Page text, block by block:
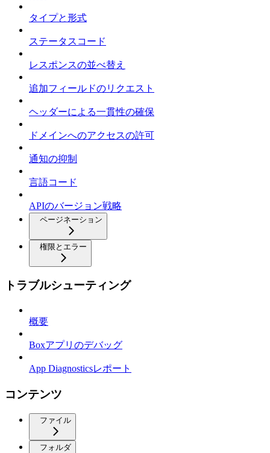
タイプと形式
ステータスコード
レスポンスの並べ替え
追加フィールドのリクエスト
ヘッダーによる一貫性の確保
ドメインへのアクセスの許可
通知の抑制
言語コード
APIのバージョン戦略
ページネーション
権限とエラー
トラブルシューティング
概要
Boxアプリのデバッグ
App Diagnosticsレポート
コンテンツ
ファイル
フォルダ